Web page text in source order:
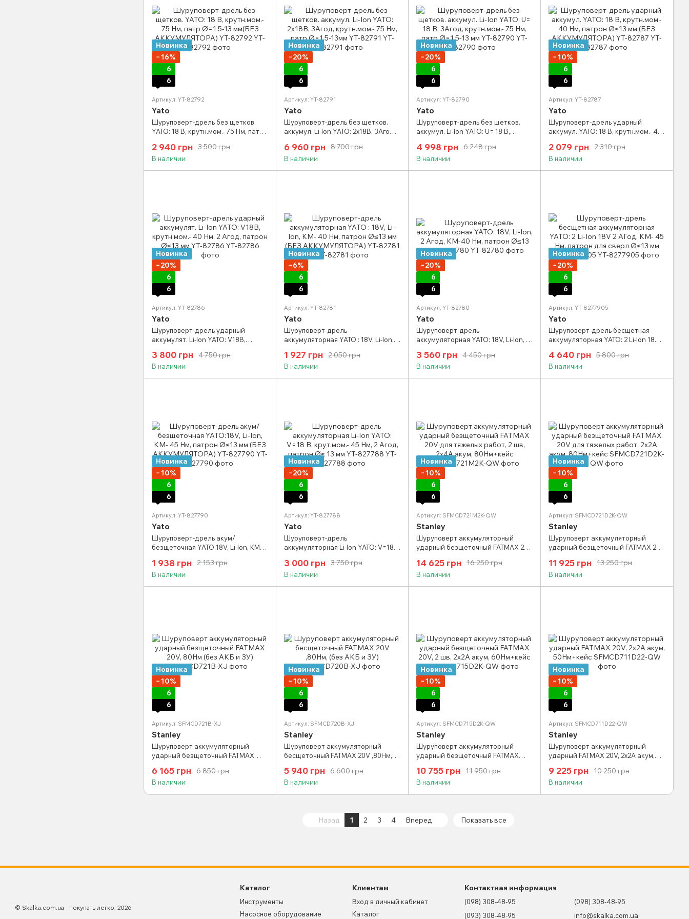
Новинка
−16%
6
6
Артикул: YT-82792
Yato
Шуруповерт-дрель без щетков.
YATO: 18 В, крутн.мом.- 75 Нм, патр
YT-82792
3 500 грн
2 940 грн
В наличии
Новинка
−20%
6
6
Артикул: YT-82791
Yato
Шуруповерт-дрель без щетков.
аккумул. Li-Ion YATO: 2x18В, 3Агод,
YT-82791
8 700 грн
6 960 грн
В наличии
Новинка
−20%
6
6
Артикул: YT-82790
Yato
Шуруповерт-дрель без щетков.
аккумул. Li-Ion YATO: U= 18 В,
Ø=1.5-13 мм YT-82790
6 248 грн
4 998 грн
В наличии
Новинка
−10%
6
6
Артикул: YT-82787
Yato
Шуруповерт-дрель ударный
аккумул. YATO: 18 В, крутн.мом.- 40
АККУМУЛЯТОРА) YT-82787
2 310 грн
2 079 грн
В наличии
Новинка
−20%
6
6
Артикул: YT-82786
Yato
Шуруповерт-дрель ударный
аккумулят. Li-Ion YATO: V18В,
Ø≤13 мм YT-827864 750 грн
3 800 грн
В наличии
Новинка
−6%
6
6
Артикул: YT-82781
Yato
Шуруповерт-дрель
аккумуляторная YATO : 18V, Li-Ion,
АККУМУЛЯТОРА) YT-82781
2 050 грн
1 927 грн
В наличии
Новинка
−20%
6
6
Артикул: YT-82780
Yato
Шуруповерт-дрель
аккумуляторная YATO: 18V, Li-Ion, 2
82780
4 450 грн
3 560 грн
В наличии
Новинка
−20%
6
6
Артикул: YT-8277905
Yato
Шуруповерт-дрель бесщетная
аккумуляторная YATO: 2 Li-Ion 18V 2
Ø≤13 мм YT-8277905
5 800 грн
4 640 грн
В наличии
Новинка
−10%
6
6
Артикул: YT-827790
Yato
Шуруповерт-дрель акум/
безщеточная YATO:18V, Li-Ion, KM-
АККУМУЛЯТОРА) YT-827790
2 153 грн
1 938 грн
В наличии
Новинка
−20%
6
6
Артикул: YT-827788
Yato
Шуруповерт-дрель
аккумуляторная Li-Ion YATO: V=18
Ø≤ 13 мм YT-827788
3 750 грн
3 000 грн
В наличии
Новинка
−10%
6
6
Артикул: SFMCD721M2K-QW
Stanley
Шуруповерт аккумуляторный
ударный безщеточный FATMAX 20V
акум, 80Нм+кейс16 250 грн
14 625 грн
В наличии
Новинка
−10%
6
6
Артикул: SFMCD721D2K-QW
Stanley
Шуруповерт аккумуляторный
ударный безщеточный FATMAX 20V
80Нм+кейс
13 250 грн
11 925 грн
В наличии
Новинка
−10%
6
6
Артикул: SFMCD721B-XJ
Stanley
Шуруповерт аккумуляторный
ударный безщеточный FATMAX
6 850 грн
6 165 грн
В наличии
Новинка
−10%
6
6
Артикул: SFMCD720B-XJ
Stanley
Шуруповерт аккумуляторный
бесщеточный FATMAX 20V ,80Нм,
6 600 грн
5 940 грн
В наличии
Новинка
−10%
6
6
Артикул: SFMCD715D2K-QW
Stanley
Шуруповерт аккумуляторный
ударный безщеточный FATMAX
11 950 грн
10 755 грн
В наличии
Новинка
−10%
6
6
Артикул: SFMCD711D22-QW
Stanley
Шуруповерт аккумуляторный
ударный FATMAX 20V, 2х2А акум,
10 250 грн
9 225 грн
В наличии
Назад 1 2 3 4 Вперед Показать все
© Skalka.com.ua - покупать легко, 2026
Каталог
Инструменты
Насосное оборудование
Клиентам
Вход в личный кабинет
Каталог
Контактная информация
(098) 308-48-95
(093) 308-48-95
(098) 308-48-95
info@skalka.com.ua